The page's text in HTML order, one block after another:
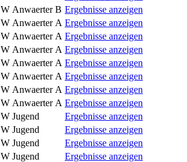
W Anwaerter B Ergebnisse anzeigen
W Anwaerter A Ergebnisse anzeigen
W Anwaerter A Ergebnisse anzeigen
W Anwaerter A Ergebnisse anzeigen
W Anwaerter A Ergebnisse anzeigen
W Anwaerter A Ergebnisse anzeigen
W Anwaerter A Ergebnisse anzeigen
W Anwaerter A Ergebnisse anzeigen
W Jugend
Ergebnisse anzeigen
W Jugend
Ergebnisse anzeigen
W Jugend
Ergebnisse anzeigen
W Jugend
Ergebnisse anzeigen